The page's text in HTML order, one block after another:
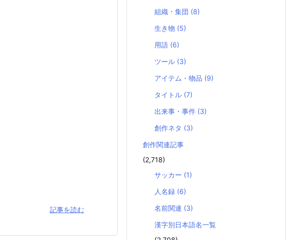
記事を読む
組織・集団 (8)
生き物 (5)
用語 (6)
ツール (3)
アイテム・物品 (9)
タイトル (7)
出来事・事件 (3)
創作ネタ (3)
創作関連記事
(2,718)
サッカー (1)
人名録 (6)
名前関連 (3)
漢字別日本語名一覧